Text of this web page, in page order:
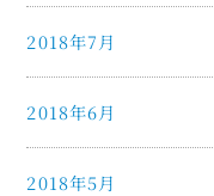
2018年7月
2018年6月
2018年5月